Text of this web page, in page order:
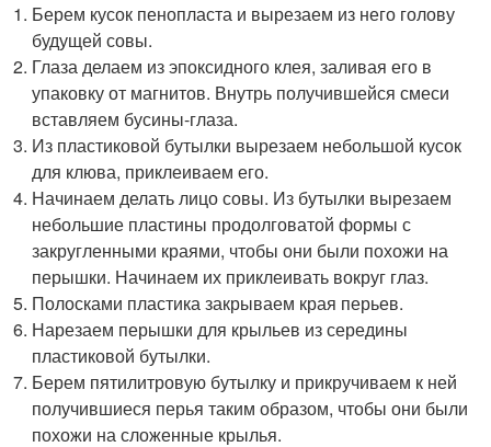
Берем кусок пенопласта и вырезаем из него голову
будущей совы.
Глаза делаем из эпоксидного клея, заливая его в
упаковку от магнитов. Внутрь получившейся смеси
вставляем бусины-глаза.
Из пластиковой бутылки вырезаем небольшой кусок
для клюва, приклеиваем его.
Начинаем делать лицо совы. Из бутылки вырезаем
небольшие пластины продолговатой формы с
закругленными краями, чтобы они были похожи на
перышки. Начинаем их приклеивать вокруг глаз.
Полосками пластика закрываем края перьев.
Нарезаем перышки для крыльев из середины
пластиковой бутылки.
Берем пятилитровую бутылку и прикручиваем к ней
получившиеся перья таким образом, чтобы они были
похожи на сложенные крылья.